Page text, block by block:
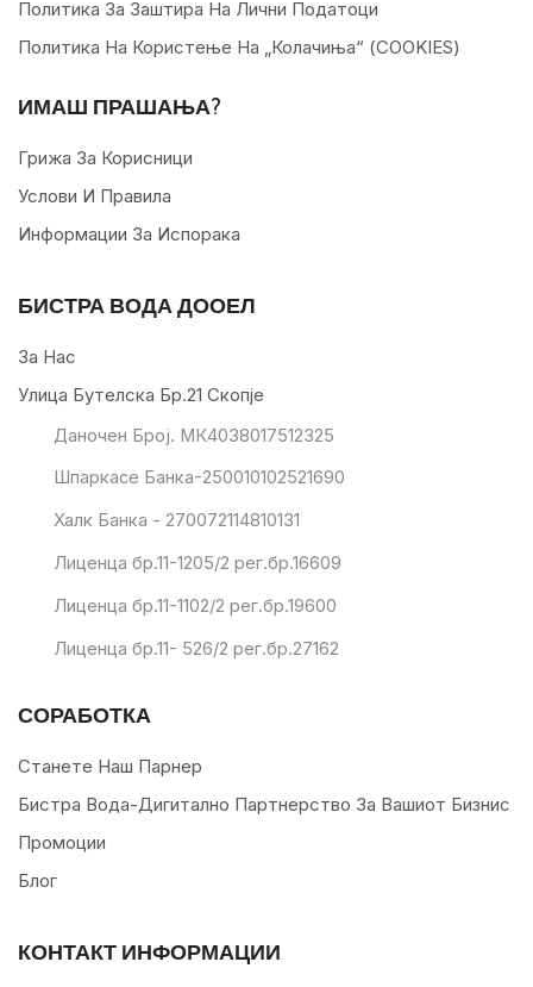
Политика За Заштира На Лични Податоци
Политика На Користење На „колачиња“ (COOKIES)
ИМАШ ПРАШАЊА?
Грижа За Корисници
Услови И Правила
Информации За Испорака
БИСТРА ВОДА ДООЕЛ
За Нас
Улица Бутелска Бр.21 Скопје
Даночен Број. МК4038017512325
Шпаркасе Банка-250010102521690
Халк Банка - 270072114810131
Лиценца бр.11-1205/2 рег.бр.16609
Лиценца бр.11-1102/2 рег.бр.19600
Лиценца бр.11- 526/2 рег.бр.27162
СОРАБОТКА
Станете Наш Парнер
Бистра Вода-Дигитално Партнерство За Вашиот Бизнис
Промоции
Блог
КОНТАКТ ИНФОРМАЦИИ